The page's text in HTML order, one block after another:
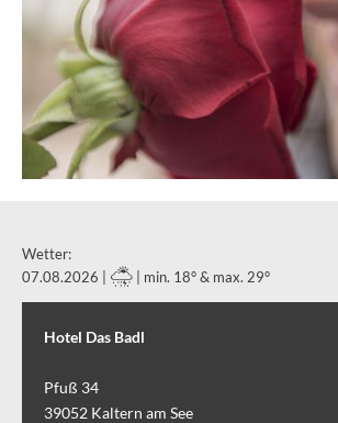
Wetter:
07.08.2026 |
| min. 18° & max. 29°
Hotel Das Badl
Pfuß 34
39052 Kaltern am See